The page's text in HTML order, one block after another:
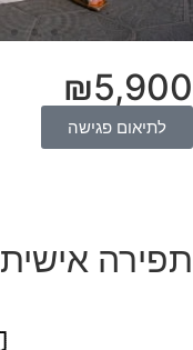
₪5,900
לתיאום פגישה
תפירה אישית